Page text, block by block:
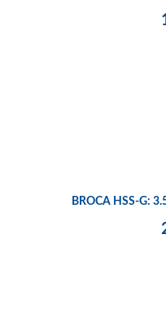
BROCA HSS-G: